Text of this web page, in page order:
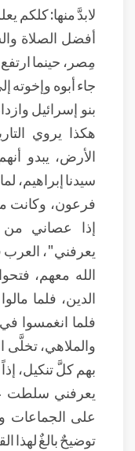
لابدَّ منها: كلكم
أفضل الصلاة
مِصر، حينما
جاء أبوه وإخوته
بنو إسرائيل
هكذا يروي
الأرض، يبدو
سيدنا إبراهيم،
فرعون، وكانت
إذا عصاني
يعرفني"، العرب
الله معهم،
الدين، فلما
فلما انغمسوا
والملاهي، تخلَّى
بهم كلَّ تنكيل،
يعرفني سلطت
على الجماعات
توضيحٌ بالغٌ لهذا